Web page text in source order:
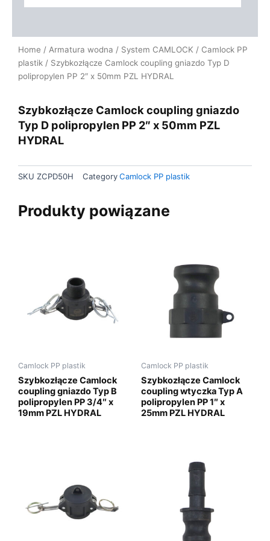
Home / Armatura wodna / System CAMLOCK / Camlock PP
plastik / Szybkozłącze Camlock coupling gniazdo Typ D
polipropylen PP 2″ x 50mm PZL HYDRAL
Szybkozłącze Camlock coupling gniazdo
Typ D polipropylen PP 2″ x 50mm PZL
HYDRAL
SKU ZCPD50H CategoryCamlock PP plastik
Produkty powiązane
Camlock PP plastik
Szybkozłącze Camlock
coupling gniazdo Typ B
polipropylen PP 3/4″ x
19mm PZL HYDRAL
Camlock PP plastik
Szybkozłącze Camlock
coupling wtyczka Typ A
polipropylen PP 1″ x
25mm PZL HYDRAL